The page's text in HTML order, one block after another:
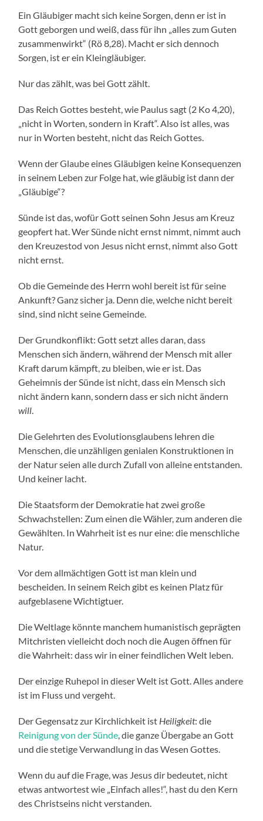
Ein Gläubiger macht sich keine Sorgen, denn er ist in
Gott geborgen und weiß, dass für ihn „alles zum Guten
zusammenwirkt“ (Rö 8,28). Macht er sich dennoch
Sorgen, ist er ein Kleingläubiger.
Nur das zählt, was bei Gott zählt.
Das Reich Gottes besteht, wie Paulus sagt (2 Ko 4,20),
„nicht in Worten, sondern in Kraft“. Also ist alles, was
nur in Worten besteht, nicht das Reich Gottes.
Wenn der Glaube eines Gläubigen keine Konsequenzen
in seinem Leben zur Folge hat, wie gläubig ist dann der
„Gläubige“?
Sünde ist das, wofür Gott seinen Sohn Jesus am Kreuz
geopfert hat. Wer Sünde nicht ernst nimmt, nimmt auch
den Kreuzestod von Jesus nicht ernst, nimmt also Gott
nicht ernst.
Ob die Gemeinde des Herrn wohl bereit ist für seine
Ankunft? Ganz sicher ja. Denn die, welche nicht bereit
sind, sind nicht seine Gemeinde.
Der Grundkonflikt: Gott setzt alles daran, dass
Menschen sich ändern, während der Mensch mit aller
Kraft darum kämpft, zu bleiben, wie er ist. Das
Geheimnis der Sünde ist nicht, dass ein Mensch sich
nicht ändern kann, sondern dass er sich nicht ändern
will.
Die Gelehrten des Evolutionsglaubens lehren die
Menschen, die unzähligen genialen Konstruktionen in
der Natur seien alle durch Zufall von alleine entstanden.
Und keiner lacht.
Die Staatsform der Demokratie hat zwei große
Schwachstellen: Zum einen die Wähler, zum anderen die
Gewählten. In Wahrheit ist es nur eine: die menschliche
Natur.
Vor dem allmächtigen Gott ist man klein und
bescheiden. In seinem Reich gibt es keinen Platz für
aufgeblasene Wichtigtuer.
Die Weltlage könnte manchem humanistisch geprägten
Mitchristen vielleicht doch noch die Augen öffnen für
die Wahrheit: dass wir in einer feindlichen Welt leben.
Der einzige Ruhepol in dieser Welt ist Gott. Alles andere
ist im Fluss und vergeht.
Der Gegensatz zur Kirchlichkeit ist Heiligkeit: die
Reinigung von der Sünde, die ganze Übergabe an Gott
und die stetige Verwandlung in das Wesen Gottes.
Wenn du auf die Frage, was Jesus dir bedeutet, nicht
etwas antwortest wie „Einfach alles!“, hast du den Kern
des Christseins nicht verstanden.